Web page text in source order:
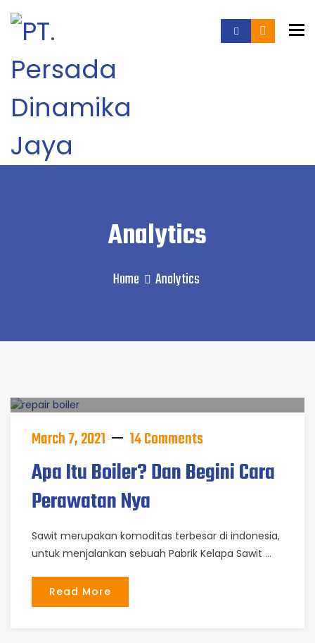
Analytics
Home Analytics
March 7, 2021 14 Comments
Apa Itu Boiler? Dan Begini Cara
Perawatan Nya
Sawit merupakan komoditas terbesar di indonesia,
untuk menjalankan sebuah Pabrik Kelapa Sawit …
Read More